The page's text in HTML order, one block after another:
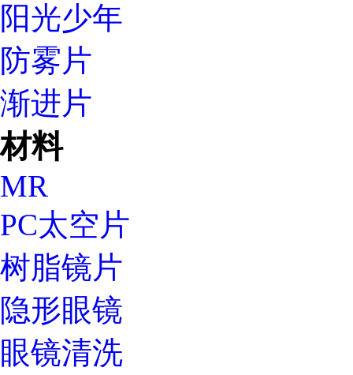
阳光少年
防雾片
渐进片
材料
MR
PC太空片
树脂镜片
隐形眼镜
眼镜清洗